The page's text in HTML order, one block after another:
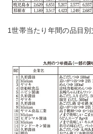
1世帯当たり年間の品目別